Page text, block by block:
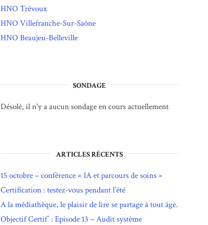
HNO Trévoux
HNO Villefranche-Sur-Saône
HNO Beaujeu-Belleville
SONDAGE
Désolé, il n'y a aucun sondage en cours actuellement
ARTICLES RÉCENTS
15 octobre – conférence « IA et parcours de soins »
Certification : testez-vous pendant l’été
A la médiathèque, le plaisir de lire se partage à tout âge.
Objectif Certif’ : Episode 13 – Audit système